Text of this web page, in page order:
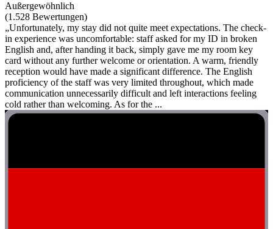
Außergewöhnlich
(1.528 Bewertungen)
„Unfortunately, my stay did not quite meet expectations. The check-
in experience was uncomfortable: staff asked for my ID in broken
English and, after handing it back, simply gave me my room key
card without any further welcome or orientation. A warm, friendly
reception would have made a significant difference. The English
proficiency of the staff was very limited throughout, which made
communication unnecessarily difficult and left interactions feeling
cold rather than welcoming. As for the ...